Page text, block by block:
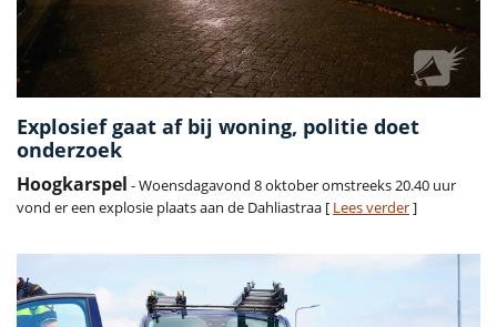
Explosief gaat af bij woning, politie doet
onderzoek
Hoogkarspel - Woensdagavond 8 oktober omstreeks 20.40 uur
vond er een explosie plaats aan de Dahliastraa [ Lees verder]